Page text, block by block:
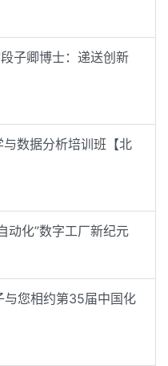
子卿博士：递送创新
数据分析培训班【北
动化”数字工厂新纪元
与您相约第35届中国化